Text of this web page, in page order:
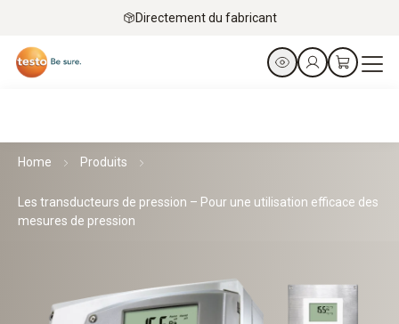
Directement du fabricant
Home Produits
Les transducteurs de pression – Pour une utilisation efficace des
mesures de pression